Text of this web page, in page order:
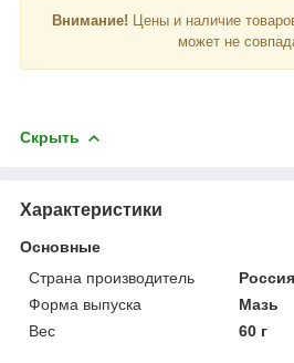
Внимание! Цены и наличие
может не
Скрыть
Характеристики
Основные
Страна производитель
Россия
Форма выпуска
Мазь
Вес
60 г